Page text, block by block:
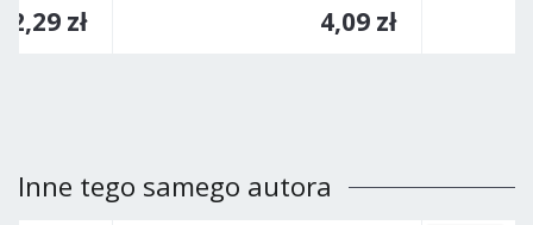
2,29 zł 4,09 zł
Inne tego samego autora